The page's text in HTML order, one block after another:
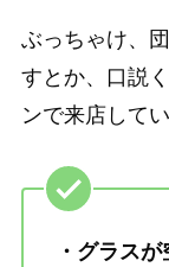
ぶっちゃけ、
すとか、口説
ンで来店して
・グラス